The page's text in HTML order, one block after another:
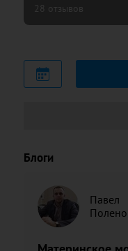
28 отзывов
Блоги
Павел